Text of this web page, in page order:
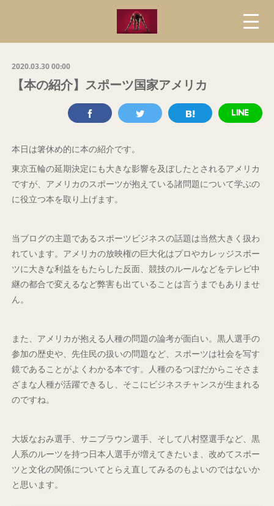
2020.03.30 00:00
【本の紹介】スポーツ国家アメリカ
本日は箸休め的に本の紹介です。
東京五輪の延期決定にも大きな影響を及ぼしたとされるアメリカ
ですが、アメリカのスポーツが抱えている諸問題について学ぶの
に役立つ本を取り上げます。
当ブログの主題であるスポーツビジネスの話題は当然大きく扱わ
れています。アメリカの放映権の巨大化はプロやカレッジスポー
ツに大きな利益をもたらした反面、競技のルールなどをテレビ中
継の都合で変えるなど弊害も出ていることは言うまでもありませ
ん。
また、アメリカが抱える人種の問題の論考が面白い。黒人選手の
参加の歴史や、先住民の扱いの問題など、スポーツは社会を写す
鏡であることがよくわかる本です。人種のるつぼだからこそさま
ざまな人種が活躍できるし、そこにビジネスチャンスが生まれる
のですね。
大坂なおみ選手、サニブラウン選手、そして八村塁選手など、黒
人系のルーツを持つ日本人選手が増えてきたいま、改めてスポー
ツと文化の関係についてとらえ直してみるのもよいのではないか
と思います。